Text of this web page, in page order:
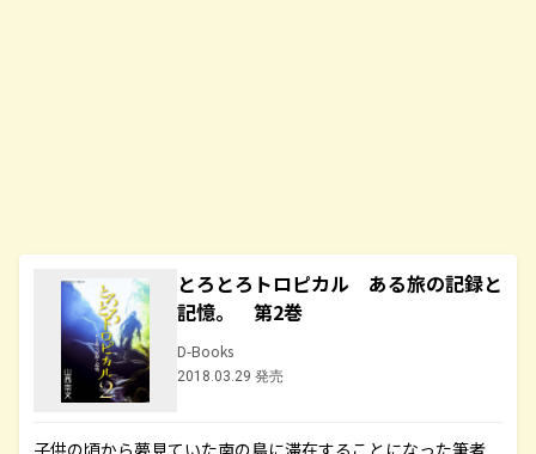
とろとろトロピカル ある旅の記録と
記憶。 第2巻
D-Books
2018.03.29 発売
子供の頃から夢見ていた南の島に滞在することになった筆者